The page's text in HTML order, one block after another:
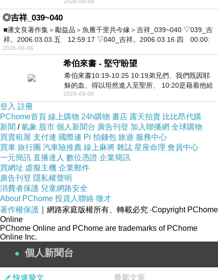
死盯著照片裡的人。那個人確實站在
◎吉祥_039~040
■潘文良著作集＞勵益品＞魚雁千里共今緣＞吉祥_039~040 ▽039_吉
祥。2006.03.03.五 12:59:17 ▽040_吉祥。2006.03.16.四 00:00:
2026-08-06
希伯來書 - 堅守盼望
希伯來書10:19-10:25 10:19弟兄們、我們既因耶
穌的血、得以坦然進入至聖所、 10:20是藉着他給
我們開了一條又新又活的路從幔子經過
2026-08-06
登入 註冊
PChome首頁 線上購物 24h購物 書店 露天拍賣 比比昂代購
新聞 /氣象 股市 個人新聞台 廣告刊登 加入聯播網 全球購物
買賣租屋 支付連 國際連 Pi 拍錢包 旅遊 服務中心
買車 旅行團 汽車險推薦 線上麻將 雜誌 星座命理 會員中心
一元簡訊 直播達人 數位憑證 企業簡訊
買網址 虛擬主機 企業郵件
廣告刊登 隱私權聲明
消費者保護 兒童網路安全
About PChome 投資人聯絡 徵才
著作權保護 ｜網路家庭版權所有、轉載必究 ‧Copyright PChome
Online
PChome Online and PChome are trademarks of PChome
Online Inc.
個人新聞台
快速發文 最新文章